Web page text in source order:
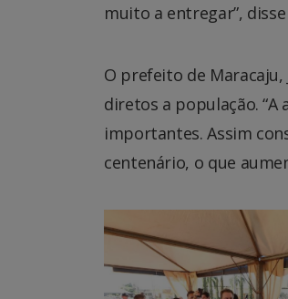
muito a entregar”,
O prefeito de
diretos a população.
importantes. Assim
centenário, o que